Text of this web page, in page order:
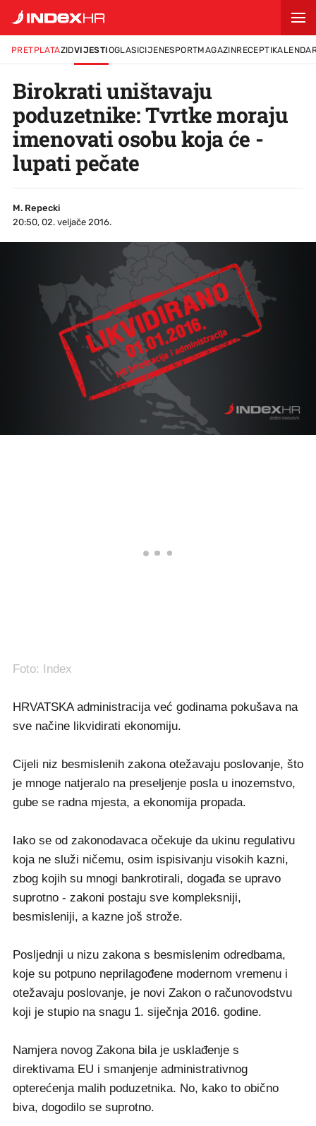
PRETPLATAZIDVIJESTIOGLASICIJENESPORTMAGAZINRECEPTI
Birokrati uništavaju
poduzetnike: Tvrtke moraju
imenovati osobu koja će -
lupati pečate
M. Repecki
20:50, 02. veljače 2016.
Foto: Index
HRVATSKA administracija već godinama pokušava na
sve načine likvidirati ekonomiju.
Cijeli niz besmislenih zakona otežavaju poslovanje, što
je mnoge natjeralo na preseljenje posla u inozemstvo,
gube se radna mjesta, a ekonomija propada.
Iako se od zakonodavaca očekuje da ukinu regulativu
koja ne služi ničemu, osim ispisivanju visokih kazni,
zbog kojih su mnogi bankrotirali, događa se upravo
suprotno - zakoni postaju sve kompleksniji,
besmisleniji, a kazne još strože.
Posljednji u nizu zakona s besmislenim odredbama,
koje su potpuno neprilagođene modernom vremenu i
otežavaju poslovanje, je novi Zakon o računovodstvu
koji je stupio na snagu 1. siječnja 2016. godine.
Namjera novog Zakona bila je usklađenje s
direktivama EU i smanjenje administrativnog
opterećenja malih poduzetnika. No, kako to obično
biva, dogodilo se suprotno.